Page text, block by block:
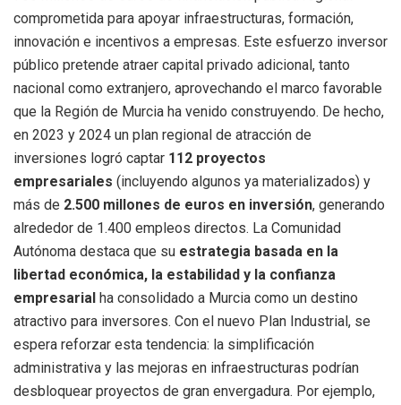
comprometida para apoyar infraestructuras, formación,
innovación e incentivos a empresas. Este esfuerzo inversor
público pretende atraer capital privado adicional, tanto
nacional como extranjero, aprovechando el marco favorable
que la Región de Murcia ha venido construyendo. De hecho,
en 2023 y 2024 un plan regional de atracción de
inversiones logró captar 112 proyectos
empresariales (incluyendo algunos ya materializados) y
más de 2.500 millones de euros en inversión, generando
alrededor de 1.400 empleos directos. La Comunidad
Autónoma destaca que su estrategia basada en la
libertad económica, la estabilidad y la confianza
empresarial ha consolidado a Murcia como un destino
atractivo para inversores. Con el nuevo Plan Industrial, se
espera reforzar esta tendencia: la simplificación
administrativa y las mejoras en infraestructuras podrían
desbloquear proyectos de gran envergadura. Por ejemplo,